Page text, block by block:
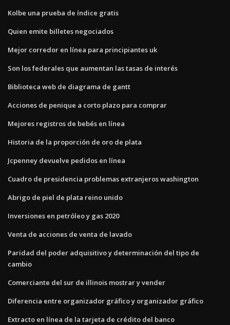
Kolbe una prueba de índice gratis
Quien emite billetes negociados
Mejor corredor en línea para principiantes uk
Son los federales que aumentan las tasas de interés
Biblioteca web de diagrama de gantt
Acciones de penique a corto plazo para comprar
Mejores registros de bebés en línea
Historia de la proporción de oro de plata
Jcpenney devuelve pedidos en línea
Cuadro de presidencia problemas extranjeros washington
Abrigo de piel de plata reino unido
Inversiones en petróleo y gas 2020
Venta de acciones de venta de lavado
Paridad del poder adquisitivo y determinación del tipo de
cambio
Comerciante del sur de illinois mostrar y vender
Diferencia entre organizador gráfico y organizador gráfico
Extracto en línea de la tarjeta de crédito del banco